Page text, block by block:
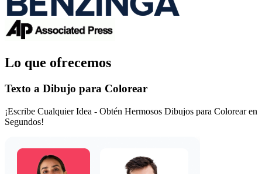
Lo que ofrecemos
Texto a Dibujo para Colorear
¡Escribe Cualquier Idea - Obtén Hermosos Dibujos para Colorear en
Segundos!